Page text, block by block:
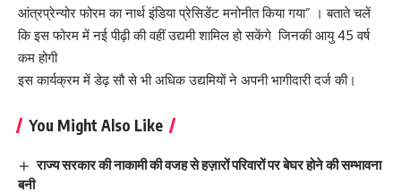
आंत्रप्रेन्योर फोरम का नार्थ इंडिया प्रेसिडेंट मनोनीत किया गया” । बताते चलें
कि इस फोरम में नई पीढ़ी की वहीं उद्यमी शामिल हो सकेंगे जिनकी आयु 45 वर्ष
कम होगी
इस कार्यक्रम में डेढ़ सौ से भी अधिक उद्यमियों ने अपनी भागीदारी दर्ज की।
You Might Also Like
राज्य सरकार की नाकामी की वजह से हज़ारों परिवारों पर बेघर होने की सम्भावना
बनी